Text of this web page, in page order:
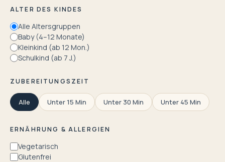
ALTER DES KINDES
Alle Altersgruppen
Baby (4–12 Monate)
Kleinkind (ab 12 Mon.)
Schulkind (ab 7 J.)
ZUBEREITUNGSZEIT
Alle Unter 15 Min Unter 30 Min Unter 45 Min
ERNÄHRUNG & ALLERGIEN
Vegetarisch
Glutenfrei